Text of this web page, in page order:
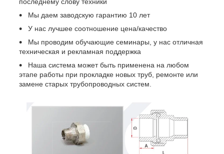
Мы даем заводскую гарантию 10 лет
У нас лучшее соотношение цена/качество
Мы проводим обучающие семинары, у нас отличная
техническая и рекламная поддержка
Наша система может быть применена на любом
этапе работы при прокладке новых труб, ремонте или
замене старых трубопроводных систем.